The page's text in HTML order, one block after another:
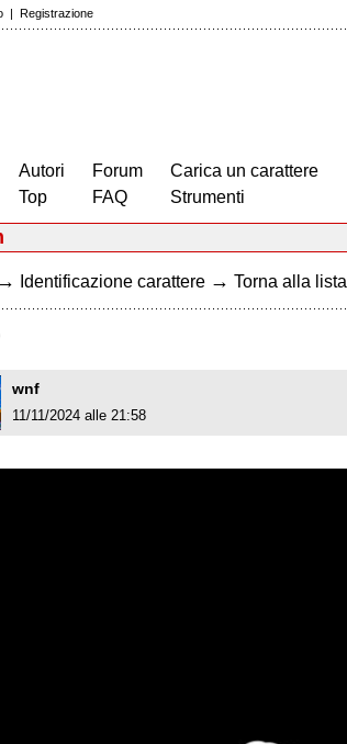
| Registrazione
Autori
Top
Forum
FAQ
Carica un carattere
Strumenti
→ Identificazione carattere → Torna alla lista
wnf
11/11/2024 alle 21:58